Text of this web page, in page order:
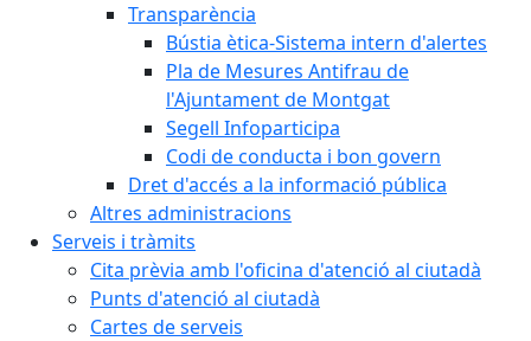
Transparència
Bústia ètica-Sistema intern d'alertes
Pla de Mesures Antifrau de
l'Ajuntament de Montgat
Segell Infoparticipa
Codi de conducta i bon govern
Dret d'accés a la informació pública
Altres administracions
Serveis i tràmits
Cita prèvia amb l'oficina d'atenció al ciutadà
Punts d'atenció al ciutadà
Cartes de serveis